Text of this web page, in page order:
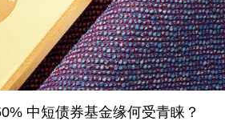
中短债券基金缘何受青睐？